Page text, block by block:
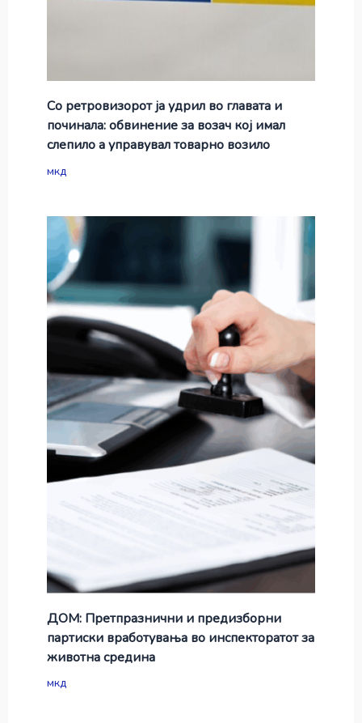
Со ретровизорот ја удрил во главата и
починала: обвинение за возач кој имал
слепило а управувал товарно возило
мкд
ДОМ: Претпразнични и предизборни
партиски вработувања во инспекторатот за
животна средина
мкд